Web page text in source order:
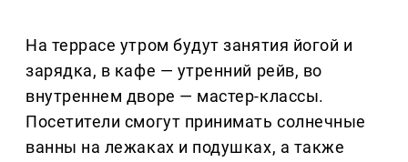
На террасе утром будут занятия йогой и
зарядка, в кафе — утренний рейв, во
внутреннем дворе — мастер-классы.
Посетители смогут принимать солнечные
ванны на лежаках и подушках, а также